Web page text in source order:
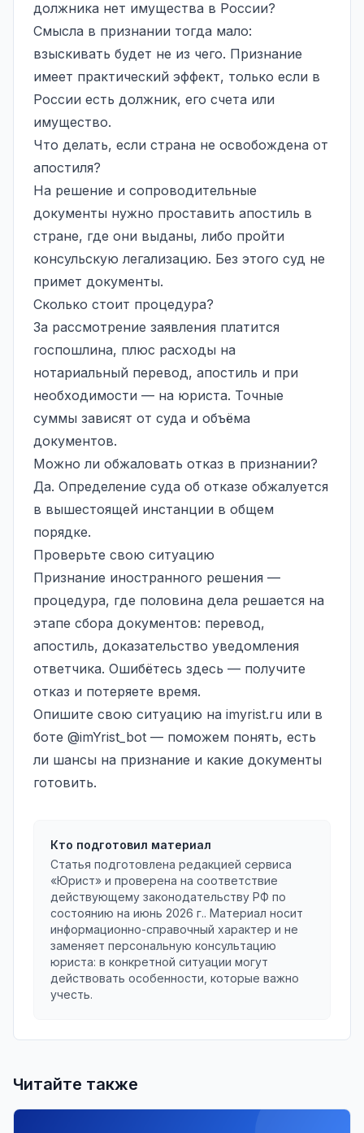
должника нет имущества в России?
Смысла в признании тогда мало:
взыскивать будет не из чего. Признание
имеет практический эффект, только если в
России есть должник, его счета или
имущество.
Что делать, если страна не освобождена от
апостиля?
На решение и сопроводительные
документы нужно проставить апостиль в
стране, где они выданы, либо пройти
консульскую легализацию. Без этого суд не
примет документы.
Сколько стоит процедура?
За рассмотрение заявления платится
госпошлина, плюс расходы на
нотариальный перевод, апостиль и при
необходимости — на юриста. Точные
суммы зависят от суда и объёма
документов.
Можно ли обжаловать отказ в признании?
Да. Определение суда об отказе обжалуется
в вышестоящей инстанции в общем
порядке.
Проверьте свою ситуацию
Признание иностранного решения —
процедура, где половина дела решается на
этапе сбора документов: перевод,
апостиль, доказательство уведомления
ответчика. Ошибётесь здесь — получите
отказ и потеряете время.
Опишите свою ситуацию на imyrist.ru или в
боте @imYrist_bot — поможем понять, есть
ли шансы на признание и какие документы
готовить.
Кто подготовил материал
Статья подготовлена редакцией сервиса
«Юрист» и проверена на соответствие
действующему законодательству РФ по
состоянию на июнь 2026 г.. Материал носит
информационно-справочный характер и не
заменяет персональную консультацию
юриста: в конкретной ситуации могут
действовать особенности, которые важно
учесть.
Читайте также